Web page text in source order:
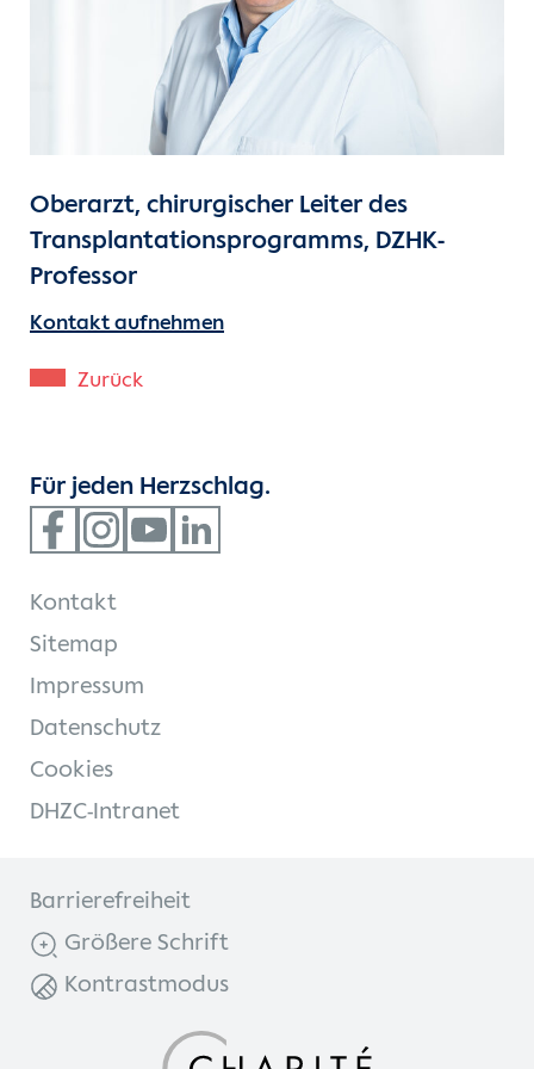
Unsere Kliniken
Für Zuweiser:innen
Herzatlas
Über uns
Kontakt
Einblicke
Zur Seite der Charité
Oberarzt, chirurgischer Leiter des
Transplantationsprogramms, DZHK-
Professor
Kontakt aufnehmen
Zurück
Für jeden Herzschlag.
Kontakt
Sitemap
Impressum
Datenschutz
Cookies
DHZC-Intranet
Barrierefreiheit
Größere Schrift
Kontrastmodus